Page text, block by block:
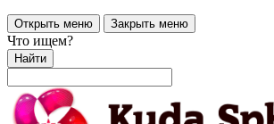
Открыть меню Закрыть меню
Что ищем?
Найти